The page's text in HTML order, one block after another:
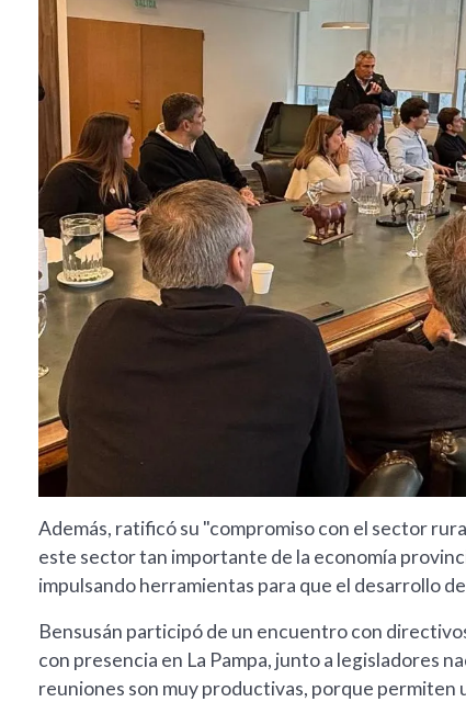
Además, ratificó su "compromiso con el sector
este sector tan importante de la economía
impulsando herramientas para que el desarrollo
Bensusán participó de un encuentro con
con presencia en La Pampa, junto a legisladores
reuniones son muy productivas, porque